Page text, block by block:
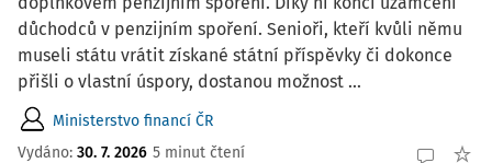
důchodců v penzijním spoření. Senioři, kteří kvůli němu
museli státu vrátit získané státní příspěvky či dokonce
přišli o vlastní úspory, dostanou možnost ...
Ministerstvo financí ČR
Vydáno: 30. 7. 2026 5 minut čtení